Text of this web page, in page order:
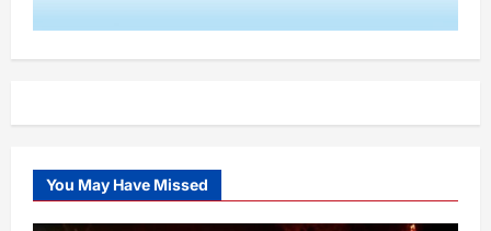
You May Have Missed